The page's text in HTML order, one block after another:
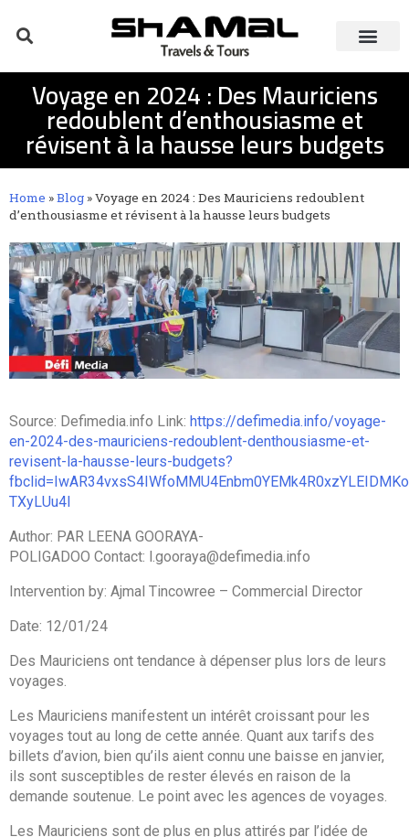
Voyage en 2024 : Des Mauriciens
redoublent d’enthousiasme et
révisent à la hausse leurs budgets
Home »Blog »Voyage en 2024 : Des Mauriciens redoublent
d’enthousiasme et révisent à la hausse leurs budgets
Source: Defimedia.info Link: https://defimedia.info/voyage-
en-2024-des-mauriciens-redoublent-denthousiasme-et-
revisent-la-hausse-leurs-budgets?
TXyLUu4I
Author: PAR LEENA GOORAYA-
POLIGADOO Contact: l.gooraya@defimedia.info
Intervention by: Ajmal Tincowree – Commercial Director
Date: 12/01/24
Des Mauriciens ont tendance à dépenser plus lors de leurs
voyages.
Les Mauriciens manifestent un intérêt croissant pour les
voyages tout au long de cette année. Quant aux tarifs des
billets d’avion, bien qu’ils aient connu une baisse en janvier,
ils sont susceptibles de rester élevés en raison de la
demande soutenue. Le point avec les agences de voyages.
Les Mauriciens sont de plus en plus attirés par l’idée de